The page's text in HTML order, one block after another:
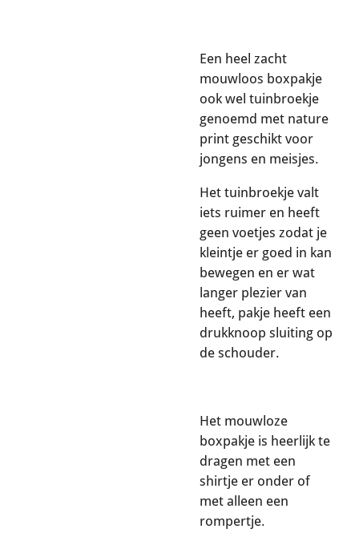
Een heel zacht
mouwloos boxpakje
ook wel tuinbroekje
genoemd met nature
print geschikt voor
jongens en meisjes.
Het tuinbroekje valt
iets ruimer en heeft
geen voetjes zodat je
kleintje er goed in kan
bewegen en er wat
langer plezier van
heeft, pakje heeft een
drukknoop sluiting op
de schouder.
Het mouwloze
boxpakje is heerlijk te
dragen met een
shirtje er onder of
met alleen een
rompertje.